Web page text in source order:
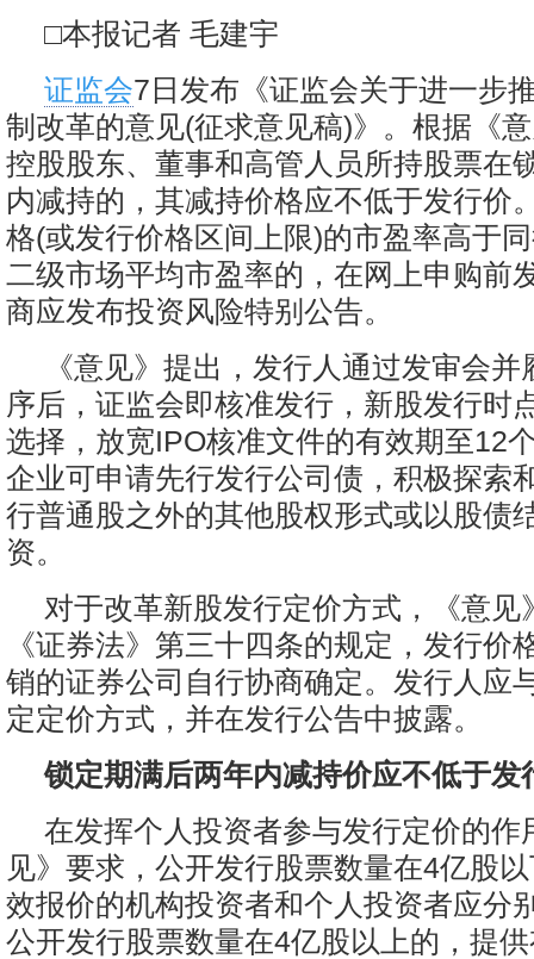
□本报记者 毛建宇
证监会7日发布《证监会关于进一步
制改革的意见(征求意见稿)》。根据《
控股股东、董事和高管人员所持股票在
内减持的，其减持价格应不低于发行价
格(或发行价格区间上限)的市盈率高于
二级市场平均市盈率的，在网上申购前
商应发布投资风险特别公告。
《意见》提出，发行人通过发审会
序后，证监会即核准发行，新股发行时
选择，放宽IPO核准文件的有效期至12
企业可申请先行发行公司债，积极探索
行普通股之外的其他股权形式或以股债
资。
对于改革新股发行定价方式，《意见
《证券法》第三十四条的规定，发行价
销的证券公司自行协商确定。发行人应
定定价方式，并在发行公告中披露。
锁定期满后两年内减持价应不低于发
在发挥个人投资者参与发行定价的作
见》要求，公开发行股票数量在4亿股
效报价的机构投资者和个人投资者应分
公开发行股票数量在4亿股以上的，提